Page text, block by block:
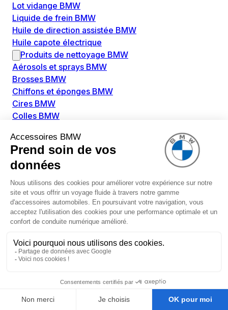
Lot vidange BMW
Liquide de frein BMW
Huile de direction assistée BMW
Huile capote électrique
Produits de nettoyage BMW
Aérosols et sprays BMW
Brosses BMW
Chiffons et éponges BMW
Cires BMW
Colles BMW
Détachants BMW
Disolvants BMW
Lubrifiants BMW
Nettoyant extérieur BMW
Pièces détachées BMW
Alimentation Carburant BMW
Boitier papillon BMW
Faisceau de câble pour réservoir avec pompe
d'aspiration BMW
Injecteur BMW
Pompe diesel BMW
Allumage / Préchauffage BMW